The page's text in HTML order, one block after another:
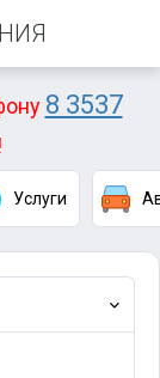
8 3537
Услуги